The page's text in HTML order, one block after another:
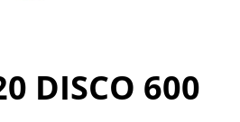
DISCO 600